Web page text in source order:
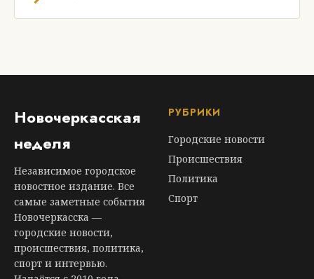
Новочеркасская
неделя
Независимое городское
новостное издание. Все
самые заметные события
Новочеркасска —
городские новости,
происшествия, политика,
спорт и интервью.
РУБРИКИ
Городские новости
Происшествия
Политика
Спорт